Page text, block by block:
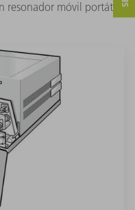
móvil portátil.